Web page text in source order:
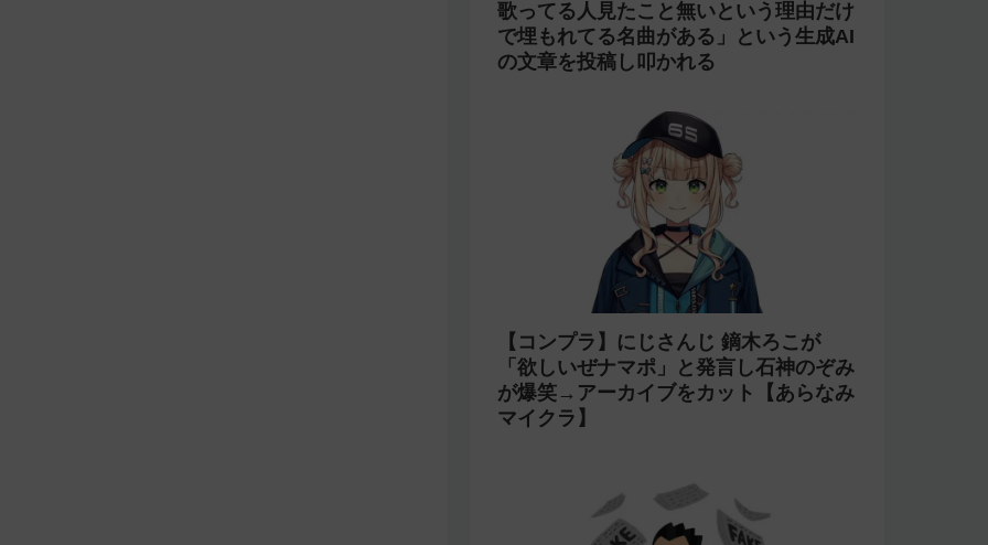
歌ってる人見たこと無いという理由だけ
で埋もれてる名曲がある」という生成AI
の文章を投稿し叩かれる
【コンプラ】にじさんじ 鏑木ろこが
「欲しいぜナマポ」と発言し石神のぞみ
が爆笑→アーカイブをカット【あらなみ
マイクラ】